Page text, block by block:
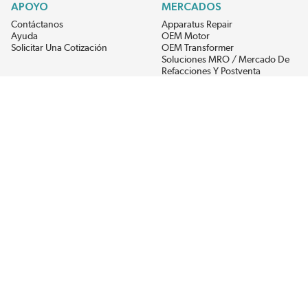
APOYO
Contáctanos
Ayuda
Solicitar Una Cotización
MERCADOS
Apparatus Repair
OEM Motor
OEM Transformer
Soluciones MRO / Mercado De
Refacciones Y Postventa